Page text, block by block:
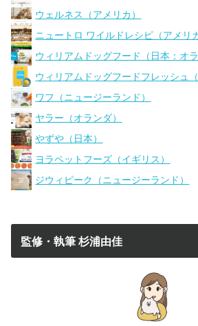
ウェルネス（アメリカ）
ニュートロ ワイルドレシピ（アメリ
ウィリアムドッグフード（日本：オラ
ウィリアムドッグフードフレッシュ（
ワフ（ニュージーランド）
ヤラー（オランダ）
やずや（日本）
ヨラペットフーズ（イギリス）
ジウィピーク（ニュージーランド）
監修・執筆 杉浦由佳